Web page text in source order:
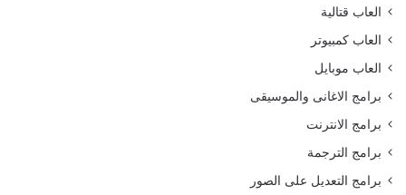
العاب قتالية
العاب كمبيوتر
العاب موبايل
برامج الاغانى والموسيقى
برامج الانترنت
برامج الترجمة
برامج التعديل على الصور